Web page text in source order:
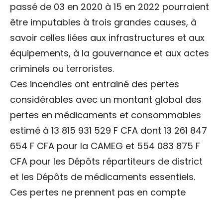
passé de 03 en 2020 à 15 en 2022 pourraient
être imputables à trois grandes causes, à
savoir celles liées aux infrastructures et aux
équipements, à la gouvernance et aux actes
criminels ou terroristes.
Ces incendies ont entrainé des pertes
considérables avec un montant global des
pertes en médicaments et consommables
estimé à 13 815 931 529 F CFA dont 13 261 847
654 F CFA pour la CAMEG et 554 083 875 F
CFA pour les Dépôts répartiteurs de district
et les Dépôts de médicaments essentiels.
Ces pertes ne prennent pas en compte